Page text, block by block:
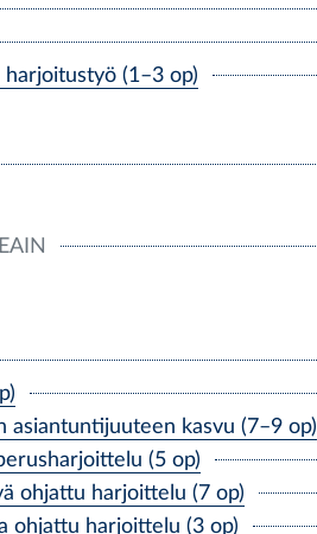
(1–3 op)
asiantuntijuuteen kasvu (7–9 op)
(5 op)
ohjattu harjoittelu (7 op)
ohjattu harjoittelu (3 op)